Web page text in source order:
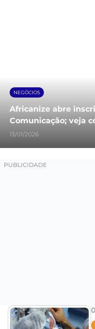
NEGÓCIOS
Africanize abre
Comunicação; veja
13/01/2026